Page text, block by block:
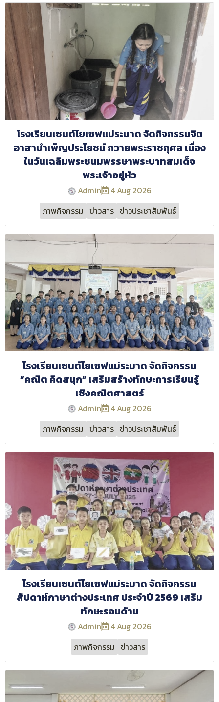
โรงเรียนเซนต์โยเซฟแม่ระมาด จัดกิจกรรมจิต
อาสาบำเพ็ญประโยชน์ ถวายพระราชกุศล เนื่อง
ในวันเฉลิมพระชนมพรรษาพระบาทสมเด็จ
พระเจ้าอยู่หัว
Admin
4 Aug 2026
ภาพกิจกรรม ข่าวสาร ข่าวประชาสัมพันธ์
โรงเรียนเซนต์โยเซฟแม่ระมาด จัดกิจกรรม
“คณิต คิดสนุก” เสริมสร้างทักษะการเรียนรู้
เชิงคณิตศาสตร์
Admin
4 Aug 2026
ภาพกิจกรรม ข่าวสาร ข่าวประชาสัมพันธ์
โรงเรียนเซนต์โยเซฟแม่ระมาด จัดกิจกรรม
สัปดาห์ภาษาต่างประเทศ ประจำปี 2569 เสริม
ทักษะรอบด้าน
Admin
4 Aug 2026
ภาพกิจกรรม ข่าวสาร